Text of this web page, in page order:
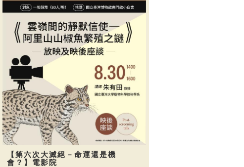
【第六次大滅絕－命運還是機
會？】電影院